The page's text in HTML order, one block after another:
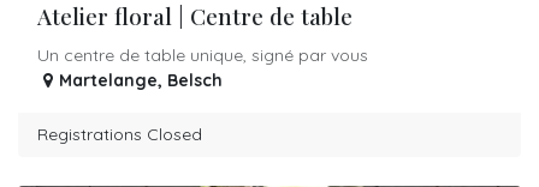
Atelier floral | Centre de table
Un centre de table unique, signé par vous
Martelange, Belsch
Registrations Closed